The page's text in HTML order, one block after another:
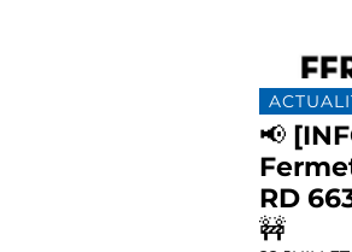
📢
RD
🚧